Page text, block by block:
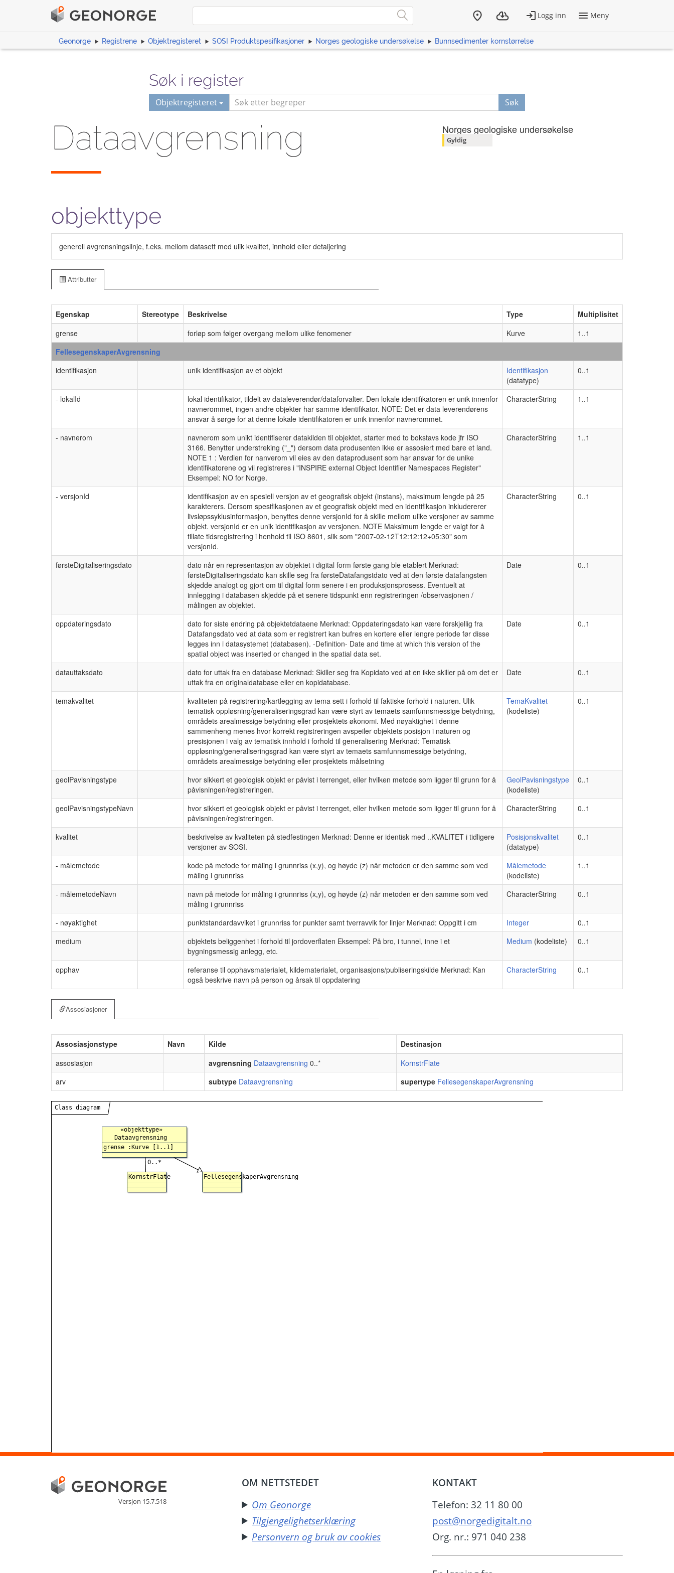
Geonorge Registrene Objektregisteret SOSI Produktspesifikasjoner Norges geologiske undersøkelse Bunnsedimenter kornstørrelse
Søk i register
Objektregisteret Søk
Dataavgrensning
objekttype
Norges geologiske undersøkelse
Gyldig
generell avgrensningslinje, f.eks. mellom datasett med ulik kvalitet, innhold eller detaljering
Attributter
Egenskap Stereotype Beskrivelse Type
Multiplisitet
grense
forløp som følger overgang mellom ulike fenomener Kurve
1..1
FellesegenskaperAvgrensning
identifikasjon
unik identifikasjon av et objekt
Identifikasjon
(datatype)
0..1
- lokalId
lokal identifikator, tildelt av dataleverendør/dataforvalter. Den lokale identifikatoren er unik innenfor
navnerommet, ingen andre objekter har samme identifikator. NOTE: Det er data leverendørens
ansvar å sørge for at denne lokale identifikatoren er unik innenfor navnerommet.
CharacterString 1..1
- navnerom
navnerom som unikt identifiserer datakilden til objektet, starter med to bokstavs kode jfr ISO
3166. Benytter understreking ("_") dersom data produsenten ikke er assosiert med bare et land.
NOTE 1 : Verdien for nanverom vil eies av den dataprodusent som har ansvar for de unike
identifikatorene og vil registreres i "INSPIRE external Object Identifier Namespaces Register"
Eksempel: NO for Norge.
CharacterString 1..1
- versjonId
identifikasjon av en spesiell versjon av et geografisk objekt (instans), maksimum lengde på 25
karakterers. Dersom spesifikasjonen av et geografisk objekt med en identifikasjon inkludererer
livsløpssyklusinformasjon, benyttes denne versjonId for å skille mellom ulike versjoner av samme
objekt. versjonId er en unik identifikasjon av versjonen. NOTE Maksimum lengde er valgt for å
tillate tidsregistrering i henhold til ISO 8601, slik som "2007-02-12T12:12:12+05:30" som
versjonId.
CharacterString 0..1
førsteDigitaliseringsdato
dato når en representasjon av objektet i digital form første gang ble etablert Merknad:
førsteDigitaliseringsdato kan skille seg fra førsteDatafangstdato ved at den første datafangsten
skjedde analogt og gjort om til digital form senere i en produksjonsprosess. Eventuelt at
innlegging i databasen skjedde på et senere tidspunkt enn registreringen /observasjonen /
målingen av objektet.
Date 0..1
oppdateringsdato
dato for siste endring på objektetdataene Merknad: Oppdateringsdato kan være forskjellig fra
Datafangsdato ved at data som er registrert kan bufres en kortere eller lengre periode før disse
legges inn i datasystemet (databasen). -Definition- Date and time at which this version of the
spatial object was inserted or changed in the spatial data set.
Date 0..1
datauttaksdato
dato for uttak fra en database Merknad: Skiller seg fra Kopidato ved at en ikke skiller på om det er
uttak fra en originaldatabase eller en kopidatabase.
Date 0..1
temakvalitet
kvaliteten på registrering/kartlegging av tema sett i forhold til faktiske forhold i naturen. Ulik
tematisk oppløsning/generaliseringsgrad kan være styrt av temaets samfunnsmessige betydning,
områdets arealmessige betydning eller prosjektets økonomi. Med nøyaktighet i denne
sammenheng menes hvor korrekt registreringen avspeiler objektets posisjon i naturen og
presisjonen i valg av tematisk innhold i forhold til generalisering Merknad: Tematisk
oppløsning/generaliseringsgrad kan være styrt av temaets samfunnsmessige betydning,
områdets arealmessige betydning eller prosjektets målsetning
TemaKvalitet
(kodeliste)
0..1
geolPavisningstype
hvor sikkert et geologisk objekt er påvist i terrenget, eller hvilken metode som ligger til grunn for å
påvisningen/registreringen.
GeolPavisningstype
(kodeliste)
0..1
geolPavisningstypeNavn
hvor sikkert et geologisk objekt er påvist i terrenget, eller hvilken metode som ligger til grunn for å
påvisningen/registreringen.
CharacterString 0..1
kvalitet
beskrivelse av kvaliteten på stedfestingen Merknad: Denne er identisk med ..KVALITET i tidligere
versjoner av SOSI.
Posisjonskvalitet
(datatype)
0..1
- målemetode
kode på metode for måling i grunnriss (x,y), og høyde (z) når metoden er den samme som ved
måling i grunnriss
Målemetode
(kodeliste)
1..1
- målemetodeNavn
navn på metode for måling i grunnriss (x,y), og høyde (z) når metoden er den samme som ved
måling i grunnriss
CharacterString 0..1
- nøyaktighet punktstandardavviket i grunnriss for punkter samt tverravvik for linjer Merknad: Oppgitt i cm Integer
0..1
medium
objektets beliggenhet i forhold til jordoverflaten Eksempel: På bro, i tunnel, inne i et
bygningsmessig anlegg, etc.
Medium (kodeliste) 0..1
opphav
referanse til opphavsmaterialet, kildematerialet, organisasjons/publiseringskilde Merknad: Kan
også beskrive navn på person og årsak til oppdatering
CharacterString 0..1
Assosiasjoner
Assosiasjonstype Navn Kilde
Destinasjon
assosiasjon
avgrensning Dataavgrensning 0..*
KornstrFlate
arv
subtype Dataavgrensning supertype FellesegenskaperAvgrensning